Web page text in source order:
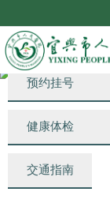
预约挂号
健康体检
交通指南